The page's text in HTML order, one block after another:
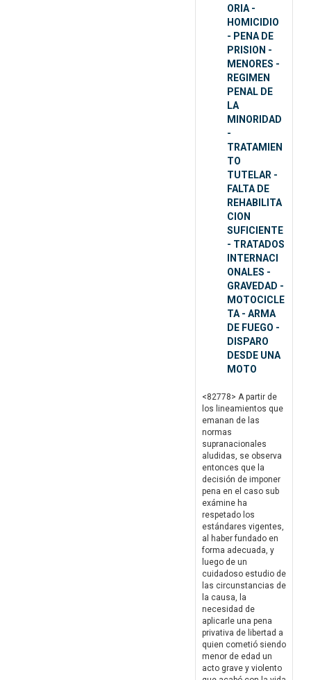
ORIA -
HOMICIDIO
- PENA DE
PRISION -
MENORES -
REGIMEN
PENAL DE
LA
MINORIDAD
-
TRATAMIEN
TO
TUTELAR -
FALTA DE
REHABILITA
CION
SUFICIENTE
- TRATADOS
INTERNACI
ONALES -
GRAVEDAD -
MOTOCICLE
TA - ARMA
DE FUEGO -
DISPARO
DESDE UNA
MOTO
<82778> A partir de
los lineamientos que
emanan de las
normas
supranacionales
aludidas, se observa
entonces que la
decisión de imponer
pena en el caso sub
exámine ha
respetado los
estándares vigentes,
al haber fundado en
forma adecuada, y
luego de un
cuidadoso estudio de
las circunstancias de
la causa, la
necesidad de
aplicarle una pena
privativa de libertad a
quien cometió siendo
menor de edad un
acto grave y violento